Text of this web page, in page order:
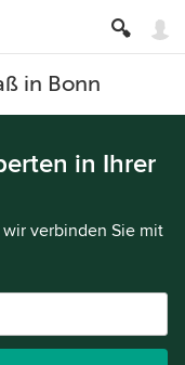
in Bonn
in Ihrer
verbinden Sie mit